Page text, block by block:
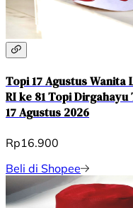
Topi 17 Agustus
RI ke 81 Topi
17 Agustus 2026
Rp16.900
Beli di Shopee